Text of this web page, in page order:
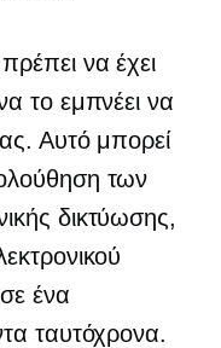
να έχει
το εμπνέει να
Αυτό μπορεί
των
δικτύωσης,
ένα
ταυτόχρονα.